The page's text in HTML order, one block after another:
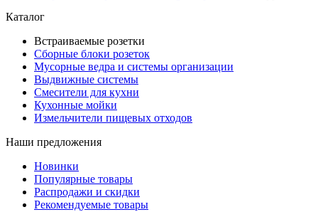
Каталог
Встраиваемые розетки
Сборные блоки розеток
Мусорные ведра и системы организации
Выдвижные системы
Смесители для кухни
Кухонные мойки
Измельчители пищевых отходов
Наши предложения
Новинки
Популярные товары
Распродажи и скидки
Рекомендуемые товары